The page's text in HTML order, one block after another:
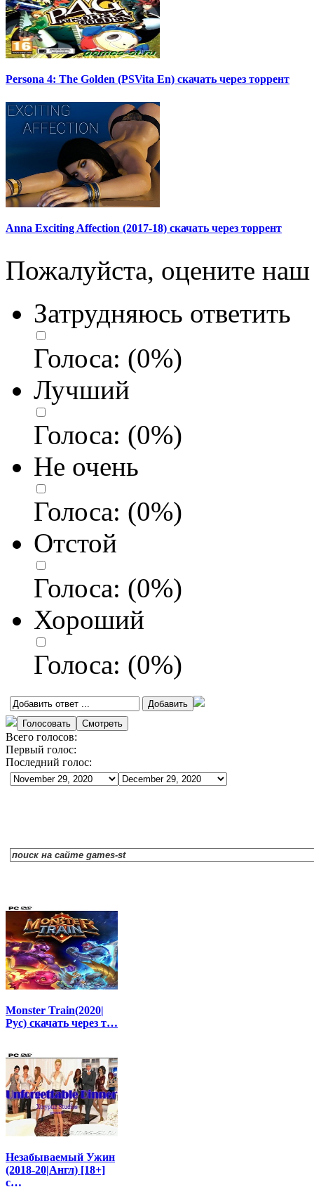
Persona 4: The Golden (PSVita En) скачать через торрент
Anna Exciting Affection (2017-18) скачать через торрент
Пожалуйста, оцените наш
Затрудняюсь ответить
Голоса: (0%)
Лучший
Голоса: (0%)
Не очень
Голоса: (0%)
Отстой
Голоса: (0%)
Хороший
Голоса: (0%)
Всего голосов:
Первый голос:
Последний голос:
Monster Train(2020|
Рус) скачать через т…
Незабываемый Ужин
(2018-20|Англ) [18+]
с…